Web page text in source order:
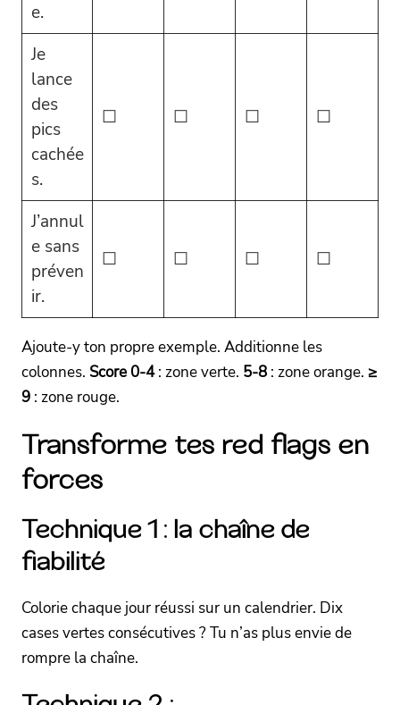
e.
Je
lance
des
pics
cachée
s.
☐ ☐ ☐ ☐
J’annul
e sans
préven
ir.
☐ ☐ ☐ ☐
Ajoute-y ton propre exemple. Additionne les
colonnes. Score 0-4: zone verte. 5-8 : zone orange. ≥
9 : zone rouge.
Transforme tes red flags en
forces
Technique 1 : la chaîne de
fiabilité
Colorie chaque jour réussi sur un calendrier. Dix
cases vertes consécutives ? Tu n’as plus envie de
rompre la chaîne.